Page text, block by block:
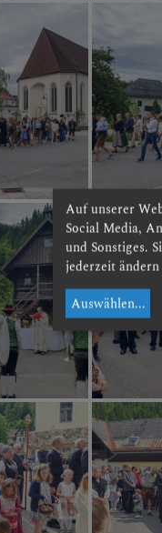
Auf unserer
Social Media,
und Sonstiges.
jederzeit
Auswählen...